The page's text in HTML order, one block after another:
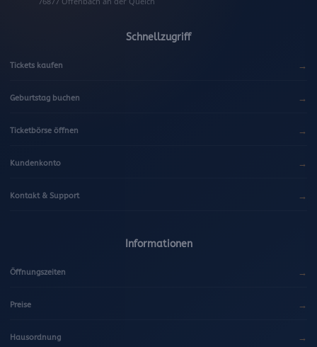
)
Schnellzugriff
Tickets kaufen →
Geburtstag buchen →
Ticketbörse öffnen →
Kundenkonto →
Kontakt & Support →
Informationen
Öffnungszeiten →
Preise →
Hausordnung →